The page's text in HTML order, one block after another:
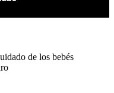
de los bebés